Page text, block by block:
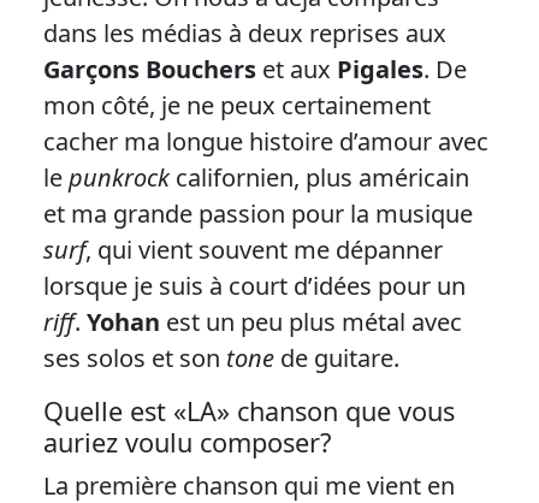
dans les médias à deux reprises aux
Garçons Bouchers et aux Pigales. De
mon côté, je ne peux certainement
cacher ma longue histoire d’amour avec
lepunkrock californien, plus américain
et ma grande passion pour la musique
surf, qui vient souvent me dépanner
lorsque je suis à court d’idées pour un
riff. Yohan est un peu plus métal avec
ses solos et son tone de guitare.
Quelle est «LA» chanson que vous
auriez voulu composer?
La première chanson qui me vient en